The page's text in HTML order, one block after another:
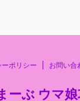
ポリシー お問い合
ーぶ ウマ